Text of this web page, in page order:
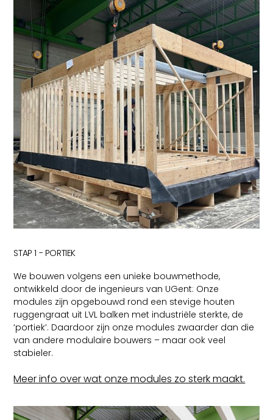
STAP 1 - PORTIEK
We bouwen volgens een unieke bouwmethode,
ontwikkeld door de ingenieurs van UGent: Onze
modules zijn opgebouwd rond een stevige houten
ruggengraat uit LVL balken met industriële sterkte, de
‘portiek’. Daardoor zijn onze modules zwaarder dan die
van andere modulaire bouwers – maar ook veel
stabieler.
Meer info over wat onze modules zo sterk maakt.